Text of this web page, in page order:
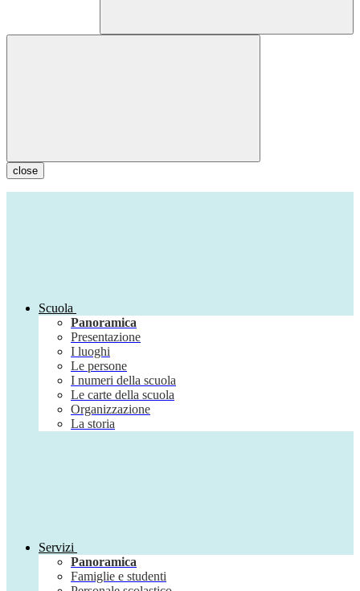
close
Scuola
Panoramica
Presentazione
I luoghi
Le persone
I numeri della scuola
Le carte della scuola
Organizzazione
La storia
Servizi
Panoramica
Famiglie e studenti